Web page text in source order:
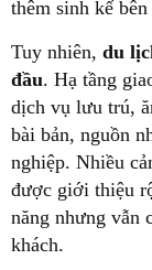
thêm sinh kế
Tuy nhiên, du
đầu. Hạ tầng
dịch vụ lưu trú,
bài bản, nguồn
nghiệp. Nhiều
được giới thiệu
năng nhưng vẫn
khách.